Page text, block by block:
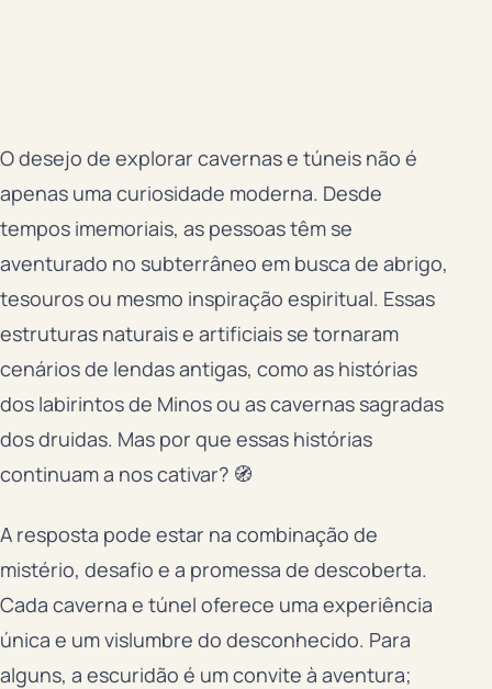
O desejo de explorar cavernas e túneis não é
apenas uma curiosidade moderna. Desde
tempos imemoriais, as pessoas têm se
aventurado no subterrâneo em busca de abrigo,
tesouros ou mesmo inspiração espiritual. Essas
estruturas naturais e artificiais se tornaram
cenários de lendas antigas, como as histórias
dos labirintos de Minos ou as cavernas sagradas
dos druidas. Mas por que essas histórias
continuam a nos cativar? 🧭
A resposta pode estar na combinação de
mistério, desafio e a promessa de descoberta.
Cada caverna e túnel oferece uma experiência
única e um vislumbre do desconhecido. Para
alguns, a escuridão é um convite à aventura;